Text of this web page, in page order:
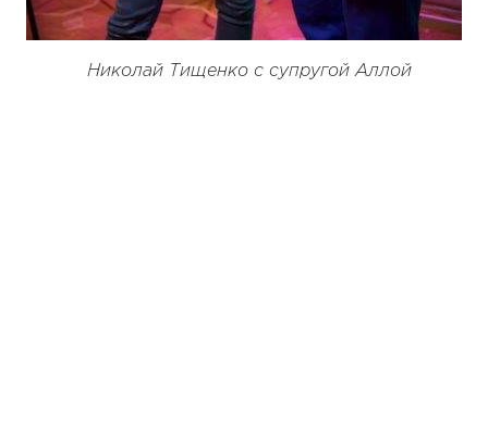
Николай Тищенко с супругой Аллой